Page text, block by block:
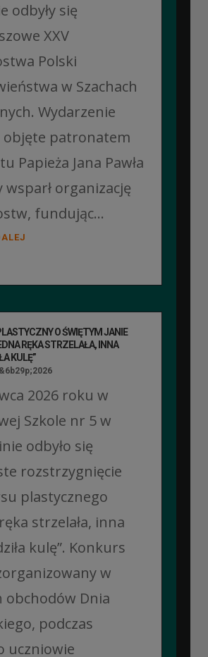
odbyły się
XXV
Polski
w Szachach
Wydarzenie
objęte patronatem
Papieża Jana Pawła
wsparł organizację
fundując...
O ŚWIĘTYM JANIE
RĘKA STRZELAŁA, INNA
KULĘ”
2026 roku w
Szkole nr 5 w
odbyło się
rozstrzygnięcie
plastycznego
strzelała, inna
kulę”. Konkurs
w
obchodów Dnia
podczas
uczniowie